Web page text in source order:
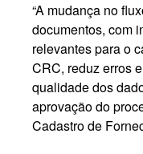
“A mudança no
documentos, com
relevantes para o
CRC, reduz erros
qualidade dos
aprovação do
Cadastro de